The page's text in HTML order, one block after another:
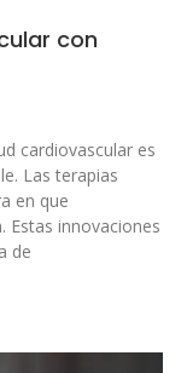
con
cardiovascular es
Las terapias
en que
Estas innovaciones
de